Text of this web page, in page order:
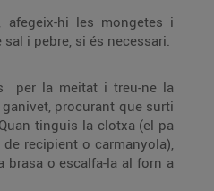
afegeix-hi les mongetes i
i pebre, si és necessari.
per la meitat i treu-ne la
procurant que surti
tinguis la clotxa (el pa
recipient o carmanyola),
brasa o escalfa-la al forn a